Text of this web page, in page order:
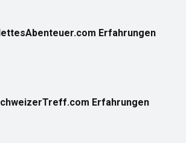
Erfahrungen
Erfahrungen